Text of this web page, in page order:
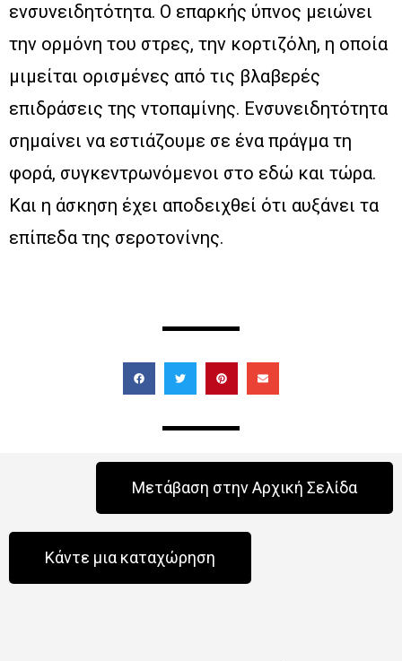
ενσυνειδητότητα. Ο επαρκής ύπνος μειώνει
την ορμόνη του στρες, την κορτιζόλη, η οποία
μιμείται ορισμένες από τις βλαβερές
επιδράσεις της ντοπαμίνης. Ενσυνειδητότητα
σημαίνει να εστιάζουμε σε ένα πράγμα τη
φορά, συγκεντρωνόμενοι στο εδώ και τώρα.
Και η άσκηση έχει αποδειχθεί ότι αυξάνει τα
επίπεδα της σεροτονίνης.
Μετάβαση στην Αρχική Σελίδα
Κάντε μια καταχώρηση